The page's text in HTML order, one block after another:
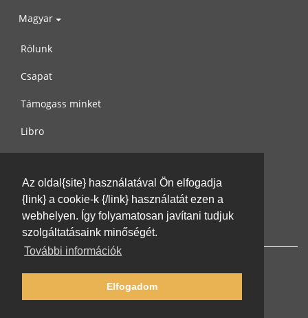
Az oldal{site} használatával Ön elfogadja
{link} a cookie-k {/link} használatát ezen a
webhelyen. Így folyamatosan javítani tudjuk
szolgáltatásaink minőségét.
További információk
Elfogadom
Magyar
Rólunk
Csapat
Támogass minket
Libro
Használati feltételek
Írj nekünk
© 2002-2026 lernu.net |Impressum